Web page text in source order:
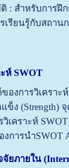
: สำหรับการฝึ
เรียนรู้กับสถา
ห์ SWOT
องการวิเคราะ
ง (Strength)
คราะห์
ารนำSWOT
จัยภายใน